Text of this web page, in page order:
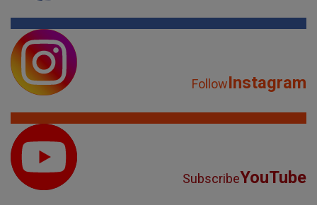
FollowInstagram
SubscribeYouTube